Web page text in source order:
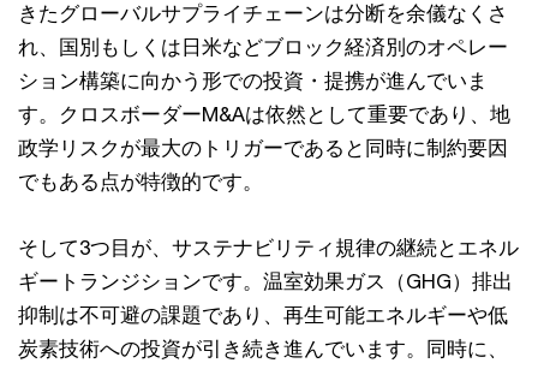
きたグローバルサプライチェーンは分断を余儀なくさ
れ、国別もしくは日米などブロック経済別のオペレー
ション構築に向かう形での投資・提携が進んでいま
す。クロスボーダーM&Aは依然として重要であり、地
政学リスクが最大のトリガーであると同時に制約要因
でもある点が特徴的です。
そして3つ目が、サステナビリティ規律の継続とエネル
ギートランジションです。温室効果ガス（GHG）排出
抑制は不可避の課題であり、再生可能エネルギーや低
炭素技術への投資が引き続き進んでいます。同時に、